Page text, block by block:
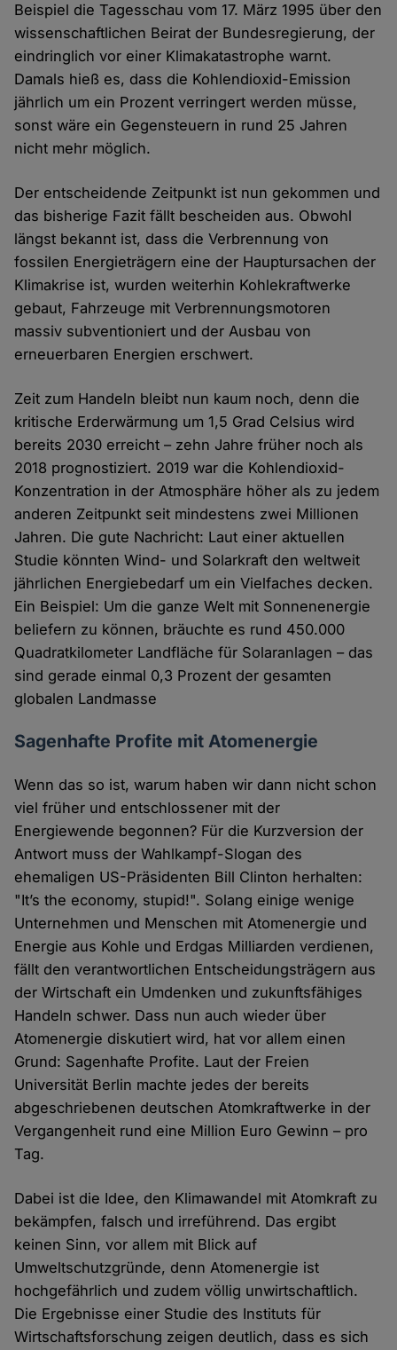
Beispiel die Tagesschau vom 17. März 1995 über den
wissenschaftlichen Beirat der Bundesregierung, der
eindringlich vor einer Klimakatastrophe warnt.
Damals hieß es, dass die Kohlendioxid-Emission
jährlich um ein Prozent verringert werden müsse,
sonst wäre ein Gegensteuern in rund 25 Jahren
nicht mehr möglich.
Der entscheidende Zeitpunkt ist nun gekommen und
das bisherige Fazit fällt bescheiden aus. Obwohl
längst bekannt ist, dass die Verbrennung von
fossilen Energieträgern eine der Hauptursachen der
Klimakrise ist, wurden weiterhin Kohlekraftwerke
gebaut, Fahrzeuge mit Verbrennungsmotoren
massiv subventioniert und der Ausbau von
erneuerbaren Energien erschwert.
Zeit zum Handeln bleibt nun kaum noch, denn die
kritische Erderwärmung um 1,5 Grad Celsius wird
bereits 2030 erreicht – zehn Jahre früher noch als
2018 prognostiziert. 2019 war die Kohlendioxid-
Konzentration in der Atmosphäre höher als zu jedem
anderen Zeitpunkt seit mindestens zwei Millionen
Jahren. Die gute Nachricht: Laut einer aktuellen
Studie könnten Wind- und Solarkraft den weltweit
jährlichen Energiebedarf um ein Vielfaches decken.
Ein Beispiel: Um die ganze Welt mit Sonnenenergie
beliefern zu können, bräuchte es rund 450.000
Quadratkilometer Landfläche für Solaranlagen – das
sind gerade einmal 0,3 Prozent der gesamten
globalen Landmasse
Sagenhafte Profite mit Atomenergie
Wenn das so ist, warum haben wir dann nicht schon
viel früher und entschlossener mit der
Energiewende begonnen? Für die Kurzversion der
Antwort muss der Wahlkampf-Slogan des
ehemaligen US-Präsidenten Bill Clinton herhalten:
"It’s the economy, stupid!". Solang einige wenige
Unternehmen und Menschen mit Atomenergie und
Energie aus Kohle und Erdgas Milliarden verdienen,
fällt den verantwortlichen Entscheidungsträgern aus
der Wirtschaft ein Umdenken und zukunftsfähiges
Handeln schwer. Dass nun auch wieder über
Atomenergie diskutiert wird, hat vor allem einen
Grund: Sagenhafte Profite. Laut der Freien
Universität Berlin machte jedes der bereits
abgeschriebenen deutschen Atomkraftwerke in der
Vergangenheit rund eine Million Euro Gewinn – pro
Tag.
Dabei ist die Idee, den Klimawandel mit Atomkraft zu
bekämpfen, falsch und irreführend. Das ergibt
keinen Sinn, vor allem mit Blick auf
Umweltschutzgründe, denn Atomenergie ist
hochgefährlich und zudem völlig unwirtschaftlich.
Die Ergebnisse einer Studie des Instituts für
Wirtschaftsforschung zeigen deutlich, dass es sich